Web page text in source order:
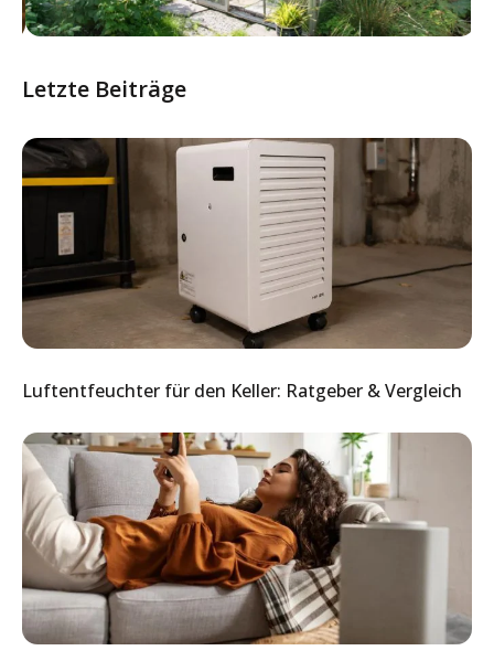
Letzte Beiträge
Luftentfeuchter für den Keller: Ratgeber & Vergleich